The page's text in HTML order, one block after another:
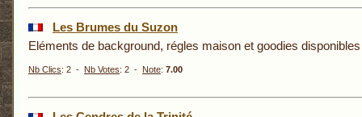
Les Brumes du Suzon
Eléments de background, régles maison et goodies
Nb Clics: 2 - Nb Votes: 2 - Note: 7.00